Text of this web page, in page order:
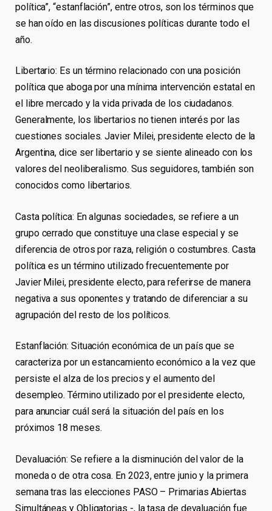
política”, “estanflación”, entre otros, son los términos que
se han oído en las discusiones políticas durante todo el
año.
Libertario: Es un término relacionado con una posición
política que aboga por una mínima intervención estatal en
el libre mercado y la vida privada de los ciudadanos.
Generalmente, los libertarios no tienen interés por las
cuestiones sociales. Javier Milei, presidente electo de la
Argentina, dice ser libertario y se siente alineado con los
valores del neoliberalismo. Sus seguidores, también son
conocidos como libertarios.
Casta política: En algunas sociedades, se refiere a un
grupo cerrado que constituye una clase especial y se
diferencia de otros por raza, religión o costumbres. Casta
política es un término utilizado frecuentemente por
Javier Milei, presidente electo, para referirse de manera
negativa a sus oponentes y tratando de diferenciar a su
agrupación del resto de los políticos.
Estanflación: Situación económica de un país que se
caracteriza por un estancamiento económico a la vez que
persiste el alza de los precios y el aumento del
desempleo. Término utilizado por el presidente electo,
para anunciar cuál será la situación del país en los
próximos 18 meses.
Devaluación: Se refiere a la disminución del valor de la
moneda o de otra cosa. En 2023, entre junio y la primera
semana tras las elecciones PASO – Primarias Abiertas
Simultáneas y Obligatorias -, la tasa de devaluación fue